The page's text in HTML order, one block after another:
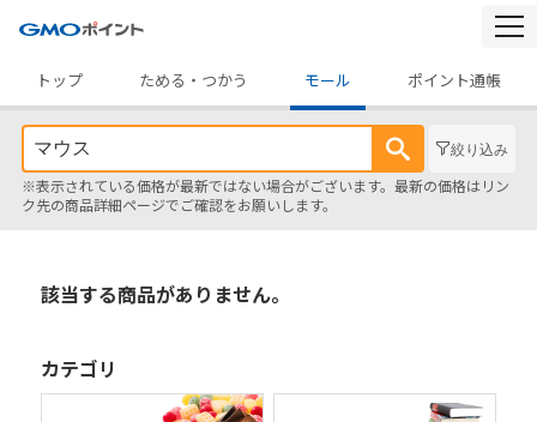
トップ
ためる・つかう モール ポイント通帳
絞り込み
※表示されている価格が最新ではない場合がございます。最新の価格はリン
ク先の商品詳細ページでご確認をお願いします。
該当する商品がありません。
カテゴリ